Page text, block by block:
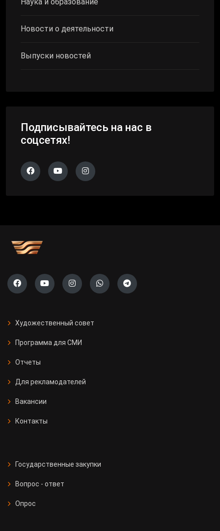
Новости о деятельности
Выпуски новостей
Подписывайтесь на нас в
соцсетях!
Художественный совет
Программа для СМИ
Отчеты
Для рекламодателей
Вакансии
Контакты
Государственные закупки
Вопрос - ответ
Опрос